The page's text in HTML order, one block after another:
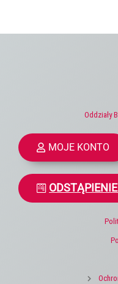
Oddziały
MOJE KONTO